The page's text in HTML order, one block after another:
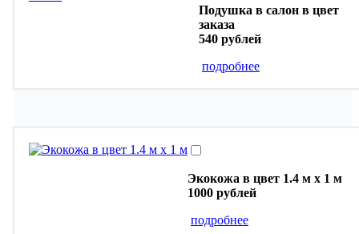
Подушка в салон в цвет
заказа
540 рублей
подробнее
Экокожа в цвет 1.4 м х 1 м
1000 рублей
подробнее